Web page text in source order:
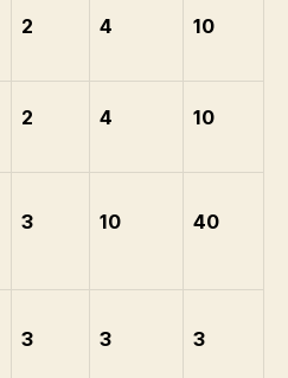
2 4 10
2 4 10
3 10 40
3 3 3